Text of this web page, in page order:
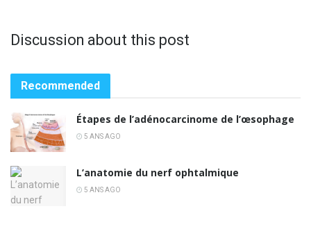
Discussion about this post
Recommended
Étapes de l’adénocarcinome de l’œsophage
5 ANS AGO
L’anatomie du nerf ophtalmique
5 ANS AGO